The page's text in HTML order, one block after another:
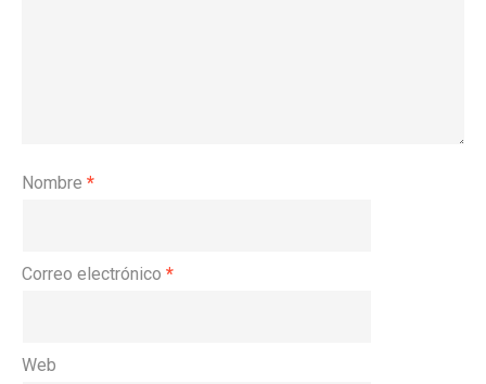
Nombre *
Correo electrónico *
Web